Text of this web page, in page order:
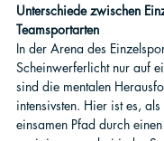
Unterschiede zwischen
Teamsportarten
In der Arena des
Scheinwerferlicht nur auf
sind die mentalen
intensivsten. Hier ist es,
einsamen Pfad durch